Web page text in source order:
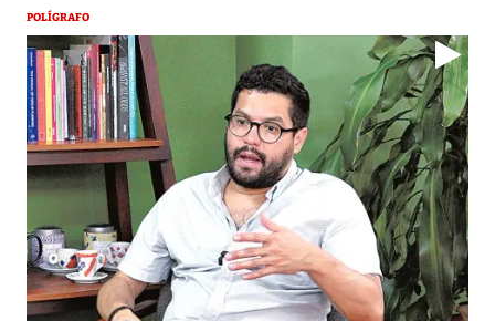
POLÍGRAFO